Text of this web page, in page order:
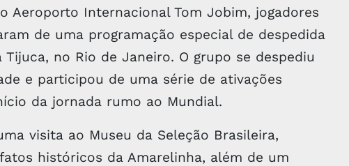
Aeroporto Internacional Tom Jobim, jogadores
de uma programação especial de despedida
Tijuca, no Rio de Janeiro. O grupo se despediu
e participou de uma série de ativações
da jornada rumo ao Mundial.
visita ao Museu da Seleção Brasileira,
históricos da Amarelinha, além de um